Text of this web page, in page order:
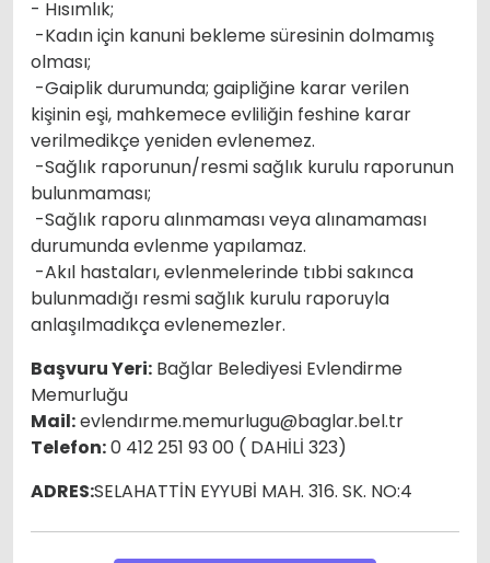
- Hısımlık;
-Kadın için kanuni bekleme süresinin dolmamış
olması;
-Gaiplik durumunda; gaipliğine karar verilen
kişinin eşi, mahkemece evliliğin feshine karar
verilmedikçe yeniden evlenemez.
-Sağlık raporunun/resmi sağlık kurulu raporunun
bulunmaması;
-Sağlık raporu alınmaması veya alınamaması
durumunda evlenme yapılamaz.
-Akıl hastaları, evlenmelerinde tıbbi sakınca
bulunmadığı resmi sağlık kurulu raporuyla
anlaşılmadıkça evlenemezler.
Başvuru Yeri: Bağlar Belediyesi Evlendirme
Memurluğu
Mail:evlendırme.memurlugu@baglar.bel.tr
Telefon:0 412 251 93 00 ( DAHİLİ 323)
ADRES:SELAHATTİN EYYUBİ MAH. 316. SK. NO:4